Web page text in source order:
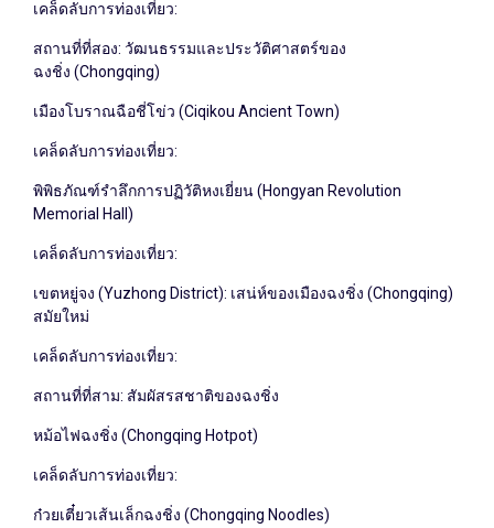
เคล็ดลับการท่องเที่ยว:
สถานที่ที่สอง: วัฒนธรรมและประวัติศาสตร์ของ
ฉงชิ่ง (Chongqing)
เมืองโบราณฉือชี่โข่ว (Ciqikou Ancient Town)
เคล็ดลับการท่องเที่ยว:
พิพิธภัณฑ์รำลึกการปฏิวัติหงเยี่ยน (Hongyan Revolution
Memorial Hall)
เคล็ดลับการท่องเที่ยว:
เขตหยู่จง (Yuzhong District): เสน่ห์ของเมืองฉงชิ่ง (Chongqing)
สมัยใหม่
เคล็ดลับการท่องเที่ยว:
สถานที่ที่สาม: สัมผัสรสชาติของฉงชิ่ง
หม้อไฟฉงชิ่ง (Chongqing Hotpot)
เคล็ดลับการท่องเที่ยว:
ก๋วยเตี๋ยวเส้นเล็กฉงชิ่ง (Chongqing Noodles)